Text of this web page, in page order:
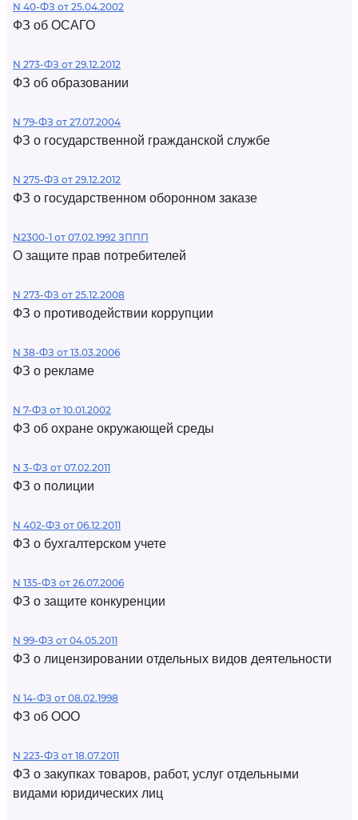
N 40-ФЗ от 25.04.2002
ФЗ об ОСАГО
N 273-ФЗ от 29.12.2012
ФЗ об образовании
N 79-ФЗ от 27.07.2004
ФЗ о государственной гражданской службе
N 275-ФЗ от 29.12.2012
ФЗ о государственном оборонном заказе
N2300-1 от 07.02.1992 ЗППП
О защите прав потребителей
N 273-ФЗ от 25.12.2008
ФЗ о противодействии коррупции
N 38-ФЗ от 13.03.2006
ФЗ о рекламе
N 7-ФЗ от 10.01.2002
ФЗ об охране окружающей среды
N 3-ФЗ от 07.02.2011
ФЗ о полиции
N 402-ФЗ от 06.12.2011
ФЗ о бухгалтерском учете
N 135-ФЗ от 26.07.2006
ФЗ о защите конкуренции
N 99-ФЗ от 04.05.2011
ФЗ о лицензировании отдельных видов деятельности
N 14-ФЗ от 08.02.1998
ФЗ об ООО
N 223-ФЗ от 18.07.2011
ФЗ о закупках товаров, работ, услуг отдельными
видами юридических лиц